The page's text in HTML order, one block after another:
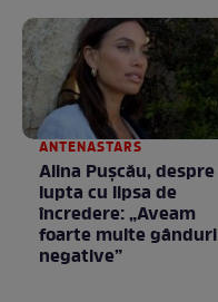
ANTENASTARS
Alina Pușcău, despre
lupta cu lipsa de
încredere: „Aveam
foarte multe gânduri
negative”